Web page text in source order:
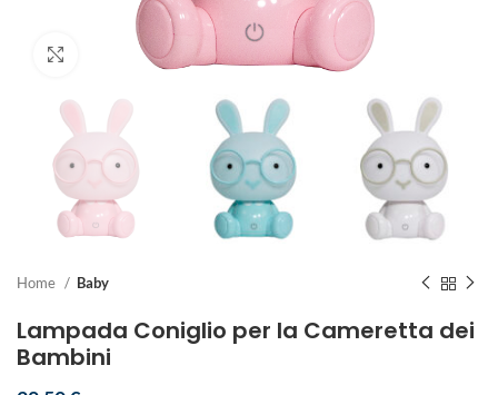
Clicca per ingrandire
Home Baby
Lampada Coniglio per la Cameretta dei
Bambini